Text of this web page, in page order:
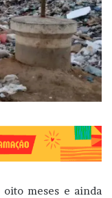
meses e ainda